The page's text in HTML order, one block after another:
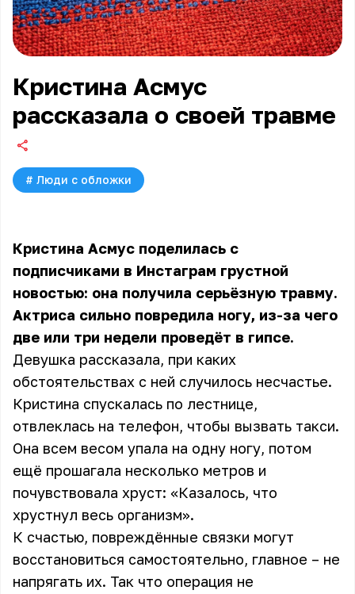
Кристина Асмус
рассказала о своей травме
# Люди с обложки
Кристина Асмус поделилась с
подписчиками в Инстаграм грустной
новостью: она получила серьёзную травму.
Актриса сильно повредила ногу, из-за чего
две или три недели проведёт в гипсе.
Девушка рассказала, при каких
обстоятельствах с ней случилось несчастье.
Кристина спускалась по лестнице,
отвлеклась на телефон, чтобы вызвать такси.
Она всем весом упала на одну ногу, потом
ещё прошагала несколько метров и
почувствовала хруст: «Казалось, что
хрустнул весь организм».
К счастью, повреждённые связки могут
восстановиться самостоятельно, главное – не
напрягать их. Так что операция не